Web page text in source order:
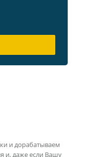
и дорабатываем
и, даже если Вашу